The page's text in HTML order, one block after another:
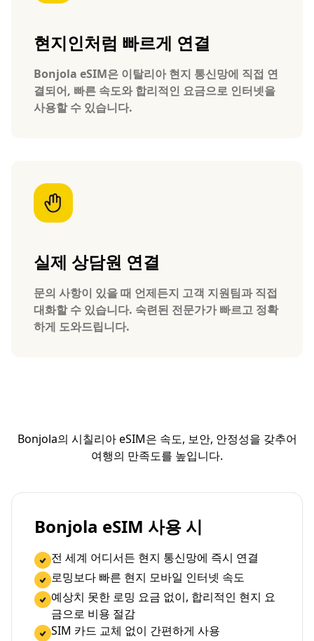
현지인처럼 빠르게 연결
Bonjola eSIM은 이탈리아 현지 통신망에 직접 연
결되어, 빠른 속도와 합리적인 요금으로 인터넷을
사용할 수 있습니다.
실제 상담원 연결
문의 사항이 있을 때 언제든지 고객 지원팀과 직접
대화할 수 있습니다. 숙련된 전문가가 빠르고 정확
하게 도와드립니다.
Bonjola의 시칠리아 eSIM은 속도, 보안, 안정성을 갖추어
여행의 만족도를 높입니다.
Bonjola eSIM 사용 시
전 세계 어디서든 현지 통신망에 즉시 연결
로밍보다 빠른 현지 모바일 인터넷 속도
예상치 못한 로밍 요금 없이, 합리적인 현지 요
금으로 비용 절감
SIM 카드 교체 없이 간편하게 사용